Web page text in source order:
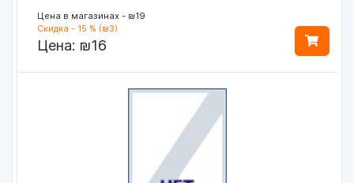
Цена в магазинах - ₪19
Скидка - 15 % (₪3)
Цена: ₪16